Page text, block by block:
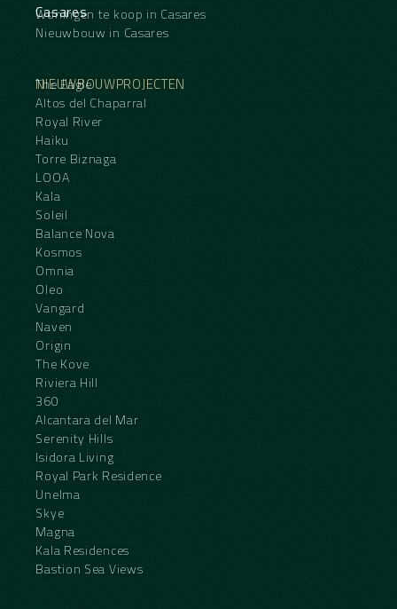
Casares
Woningen te koop in Casares
Nieuwbouw in Casares
NIEUWBOUWPROJECTEN
The Eagle
Altos del Chaparral
Royal River
Haiku
Torre Biznaga
LOOA
Kala
Soleil
Balance Nova
Kosmos
Omnia
Oleo
Vangard
Naven
Origin
The Kove
Riviera Hill
360
Alcantara del Mar
Serenity Hills
Isidora Living
Royal Park Residence
Unelma
Skye
Magna
Kala Residences
Bastion Sea Views